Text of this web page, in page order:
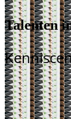
Talenten